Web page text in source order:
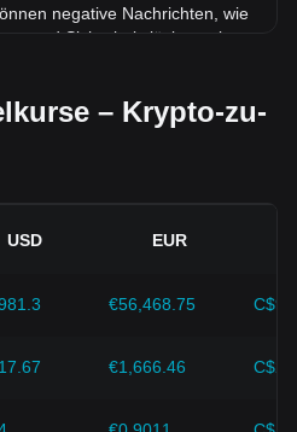
negative Nachrichten, wie
und Sicherheitslücken, eine
Die Regierungspolitik und die
umgeben, haben einen
in Kryptowährungen
die Entwicklung von
und ihren Wert sinken lassen.
Makroökonomische Faktoren
und zentrale Indikatoren für
– Krypto-zu-
USD EUR
€56,468.75
€1,666.46